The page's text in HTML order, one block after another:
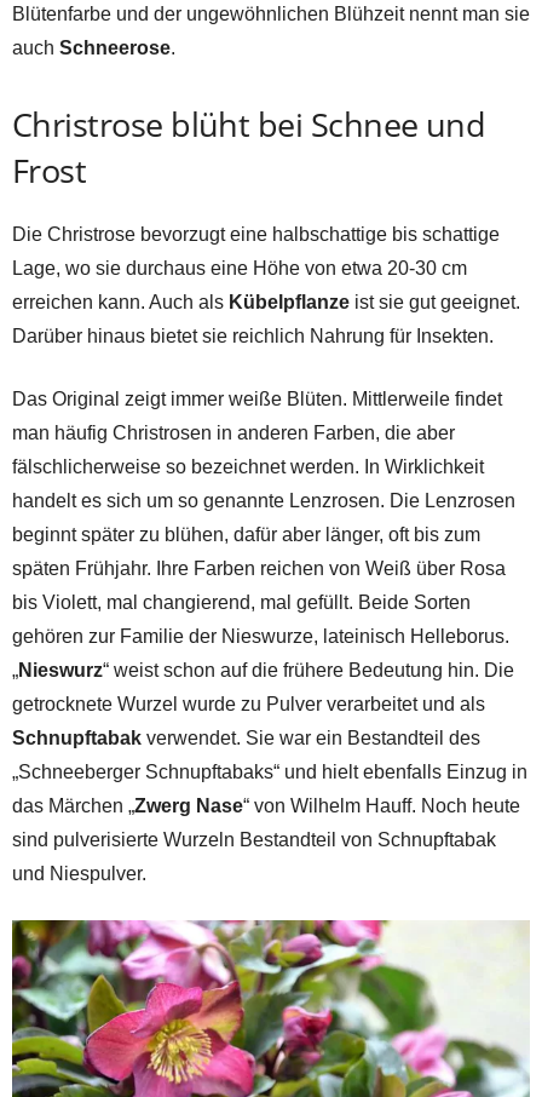
Blütenfarbe und der ungewöhnlichen Blühzeit nennt man sie
auch Schneerose.
Christrose blüht bei Schnee und
Frost
Die Christrose bevorzugt eine halbschattige bis schattige
Lage, wo sie durchaus eine Höhe von etwa 20-30 cm
erreichen kann. Auch als Kübelpflanze ist sie gut geeignet.
Darüber hinaus bietet sie reichlich Nahrung für Insekten.
Das Original zeigt immer weiße Blüten. Mittlerweile findet
man häufig Christrosen in anderen Farben, die aber
fälschlicherweise so bezeichnet werden. In Wirklichkeit
handelt es sich um so genannte Lenzrosen. Die Lenzrosen
beginnt später zu blühen, dafür aber länger, oft bis zum
späten Frühjahr. Ihre Farben reichen von Weiß über Rosa
bis Violett, mal changierend, mal gefüllt. Beide Sorten
gehören zur Familie der Nieswurze, lateinisch Helleborus.
„Nieswurz“ weist schon auf die frühere Bedeutung hin. Die
getrocknete Wurzel wurde zu Pulver verarbeitet und als
Schnupftabak verwendet. Sie war ein Bestandteil des
„Schneeberger Schnupftabaks“ und hielt ebenfalls Einzug in
das Märchen „Zwerg Nase“ von Wilhelm Hauff. Noch heute
sind pulverisierte Wurzeln Bestandteil von Schnupftabak
und Niespulver.